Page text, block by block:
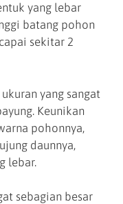
yang lebar
batang pohon
sekitar 2
yang sangat
Keunikan
pohonnya,
daunnya,
lebar.
sebagian besar